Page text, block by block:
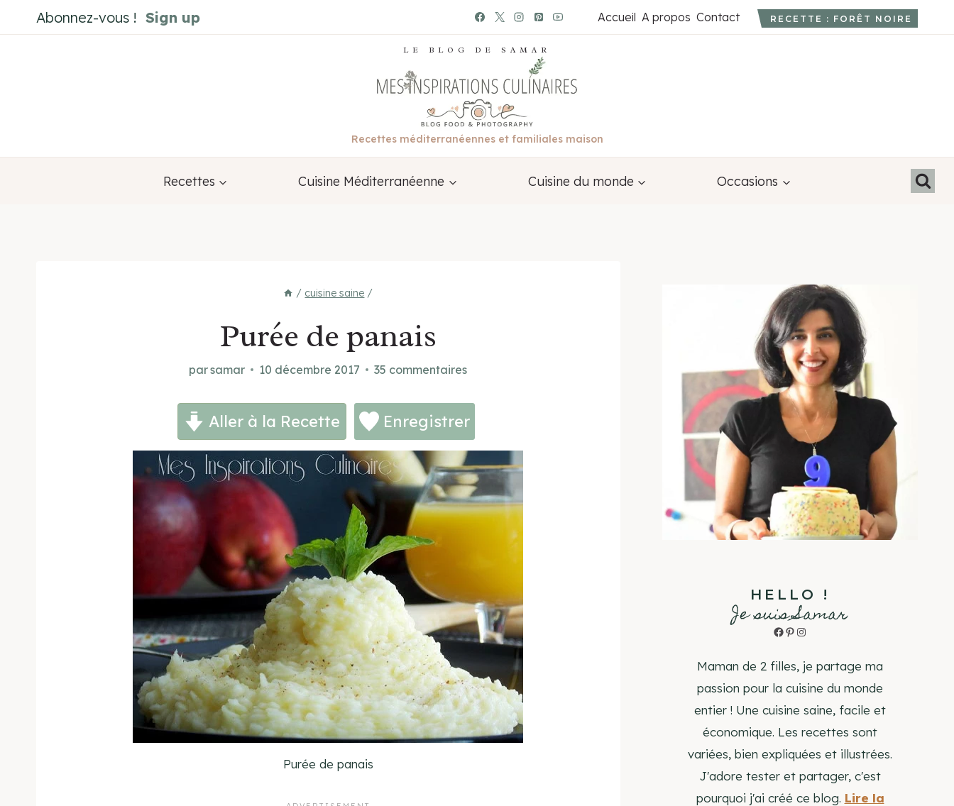
au
Abonnez-vous ! Sign up Accueil A propos Contact RECETTE : FORÊT NOIRE
LE BLOG DE SAMAR
Recettes méditerranéennes et familiales maison
Recettes Cuisine Méditerranéenne Cuisine du monde Occasions
/ cuisine saine /
Purée de panais
parsamar 10 décembre 2017 35 commentaires
Aller à la Recette Enregistrer
Purée de panais
HELLO !
Je suis Samar
Facebook
Pinterest
Instagram
Maman de 2 filles, je partage ma
passion pour la cuisine du monde
entier ! Une cuisine saine, facile et
économique. Les recettes sont
variées, bien expliquées et illustrées.
J'adore tester et partager, c'est
pourquoi j'ai créé ce blog. Lire la